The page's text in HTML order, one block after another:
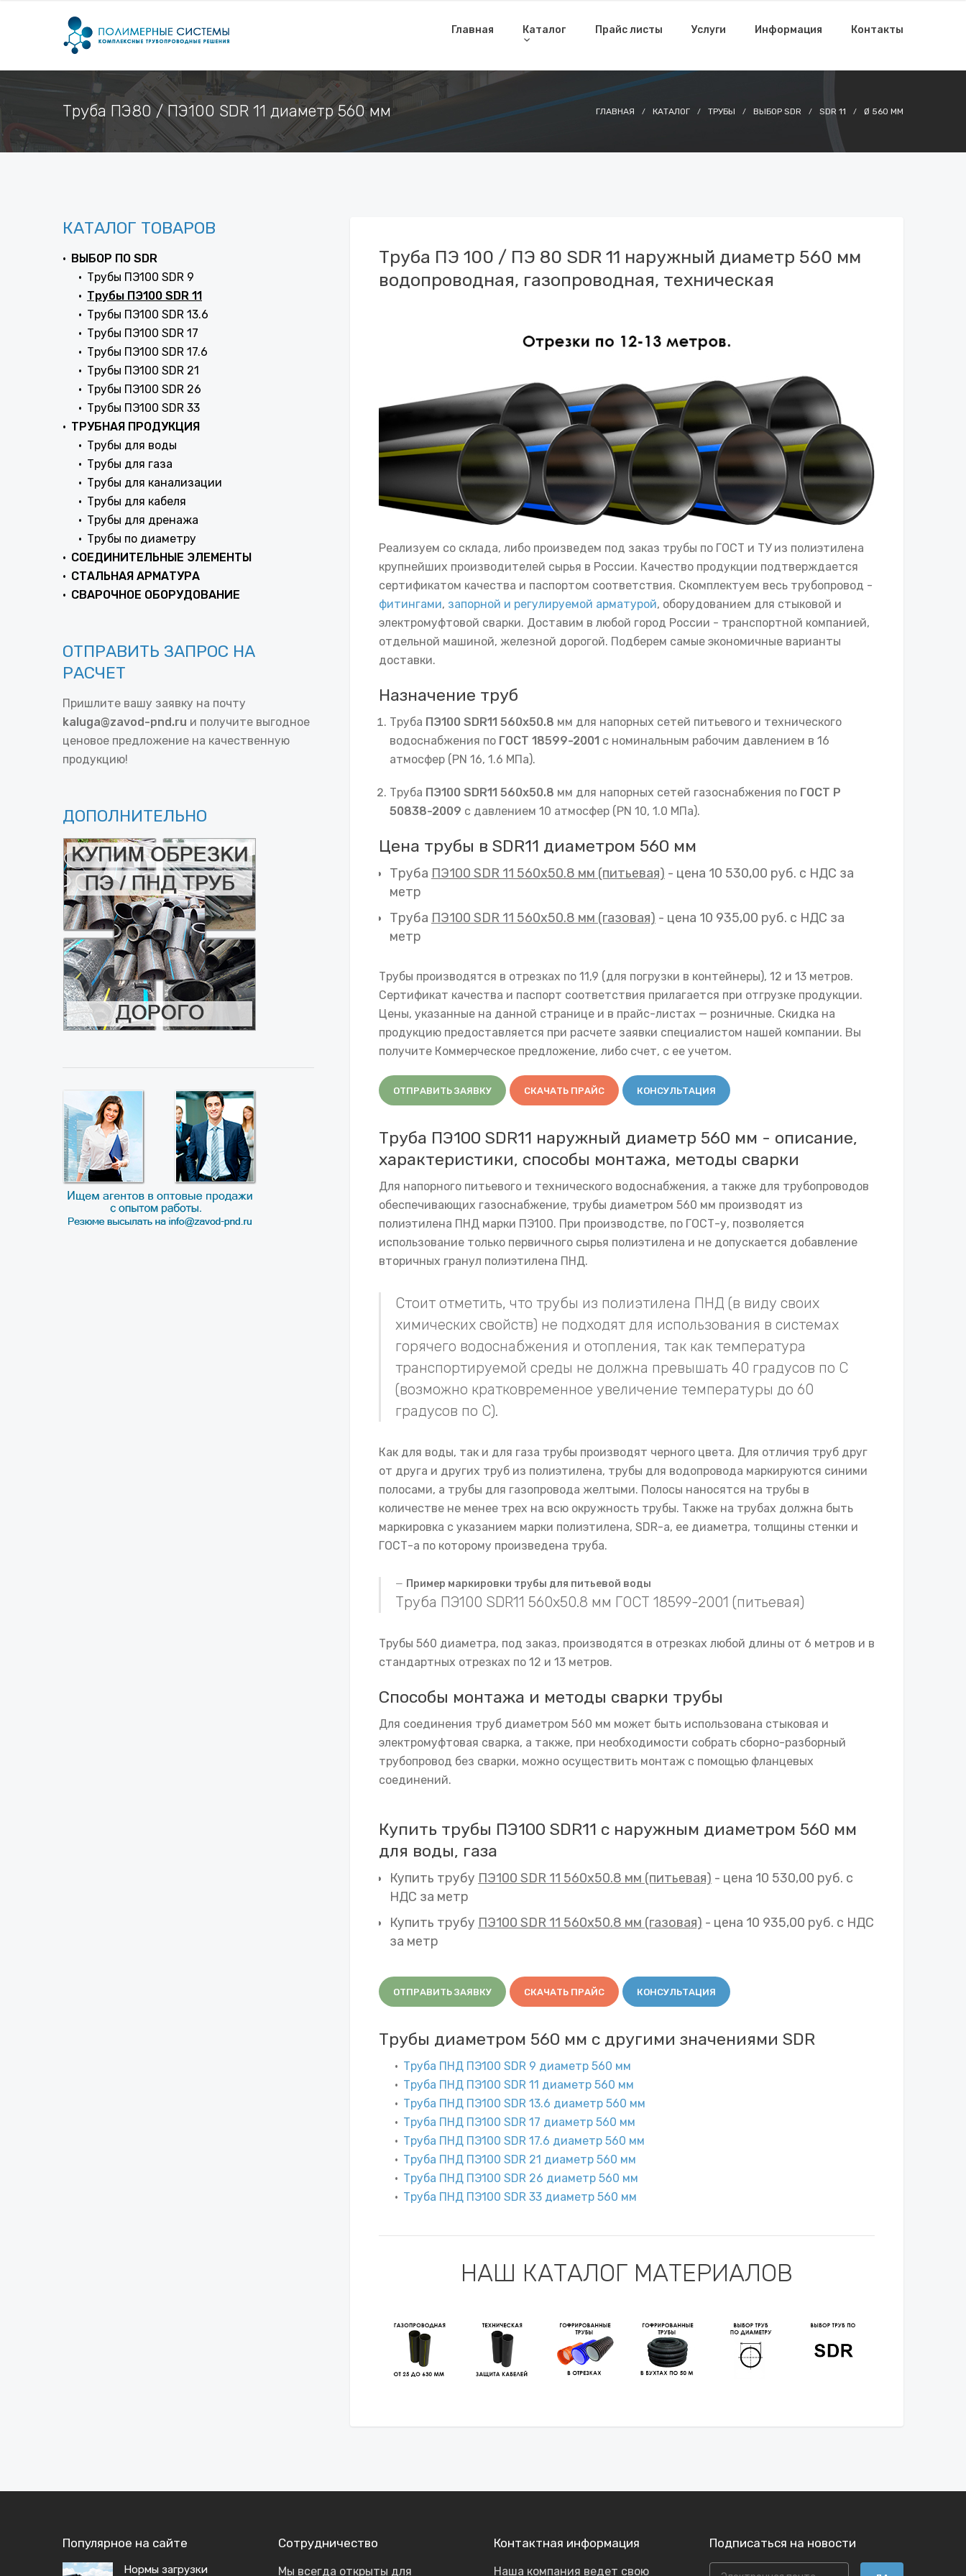
Главная Каталог Прайс листы Услуги Информация Контакты
Труба ПЭ80 / ПЭ100 SDR 11 диаметр 560 мм ГЛАВНАЯ КАТАЛОГ ТРУБЫ ВЫБОР SDR SDR 11 Ø 560 ММ
Труба ПЭ 100 / ПЭ 80 SDR 11 наружный диаметр 560 мм
водопроводная, газопроводная, техническая
Реализуем со склада, либо произведем под заказ трубы по ГОСТ и ТУ из полиэтилена
крупнейших производителей сырья в России. Качество продукции подтверждается
сертификатом качества и паспортом соответствия. Скомплектуем весь трубопровод -
фитингами, запорной и регулируемой арматурой, оборудованием для стыковой и
электромуфтовой сварки. Доставим в любой город России - транспортной компанией,
отдельной машиной, железной дорогой. Подберем самые экономичные варианты
доставки.
Назначение труб
Труба ПЭ100 SDR11 560х50.8 мм для напорных сетей питьевого и технического
водоснабжения по ГОСТ 18599-2001 с номинальным рабочим давлением в 16
атмосфер (PN 16, 1.6 МПа).
Труба ПЭ100 SDR11 560х50.8 мм для напорных сетей газоснабжения по ГОСТ Р
50838-2009 с давлением 10 атмосфер (PN 10, 1.0 МПа).
Цена трубы в SDR11 диаметром 560 мм
Труба ПЭ100 SDR 11 560х50.8 мм (питьевая) - цена 10 530,00 руб. с НДС за
метр
Труба ПЭ100 SDR 11 560х50.8 мм (газовая) - цена 10 935,00 руб. с НДС за
метр
Трубы производятся в отрезках по 11,9 (для погрузки в контейнеры), 12 и 13 метров.
Сертификат качества и паспорт соответствия прилагается при отгрузке продукции.
Цены, указанные на данной странице и в прайс-листах — розничные. Скидка на
продукцию предоставляется при расчете заявки специалистом нашей компании. Вы
получите Коммерческое предложение, либо счет, с ее учетом.
ОТПРАВИТЬ ЗАЯВКУ СКАЧАТЬ ПРАЙС КОНСУЛЬТАЦИЯ
Труба ПЭ100 SDR11 наружный диаметр 560 мм - описание,
характеристики, способы монтажа, методы сварки
Для напорного питьевого и технического водоснабжения, а также для трубопроводов
обеспечивающих газоснабжение, трубы диаметром 560 мм производят из
полиэтилена ПНД марки ПЭ100. При производстве, по ГОСТ-у, позволяется
использование только первичного сырья полиэтилена и не допускается добавление
вторичных гранул полиэтилена ПНД.
Стоит отметить, что трубы из полиэтилена ПНД (в виду своих
химических свойств) не подходят для использования в системах
горячего водоснабжения и отопления, так как температура
транспортируемой среды не должна превышать 40 градусов по С
(возможно кратковременное увеличение температуры до 60
градусов по С).
Как для воды, так и для газа трубы производят черного цвета. Для отличия труб друг
от друга и других труб из полиэтилена, трубы для водопровода маркируются синими
полосами, а трубы для газопровода желтыми. Полосы наносятся на трубы в
количестве не менее трех на всю окружность трубы. Также на трубах должна быть
маркировка с указанием марки полиэтилена, SDR-а, ее диаметра, толщины стенки и
ГОСТ-а по которому произведена труба.
Пример маркировки трубы для питьевой воды
Труба ПЭ100 SDR11 560х50.8 мм ГОСТ 18599-2001 (питьевая)
Трубы 560 диаметра, под заказ, производятся в отрезках любой длины от 6 метров и в
стандартных отрезках по 12 и 13 метров.
Способы монтажа и методы сварки трубы
Для соединения труб диаметром 560 мм может быть использована стыковая и
электромуфтовая сварка, а также, при необходимости собрать сборно-разборный
трубопровод без сварки, можно осуществить монтаж с помощью фланцевых
соединений.
Купить трубы ПЭ100 SDR11 с наружным диаметром 560 мм
для воды, газа
Купить трубу ПЭ100 SDR 11 560х50.8 мм (питьевая) - цена 10 530,00 руб. с
НДС за метр
Купить трубу ПЭ100 SDR 11 560х50.8 мм (газовая) - цена 10 935,00 руб. с НДС
за метр
ОТПРАВИТЬ ЗАЯВКУ СКАЧАТЬ ПРАЙС КОНСУЛЬТАЦИЯ
Трубы диаметром 560 мм с другими значениями SDR
Труба ПНД ПЭ100 SDR 9 диаметр 560 мм
Труба ПНД ПЭ100 SDR 11 диаметр 560 мм
Труба ПНД ПЭ100 SDR 13.6 диаметр 560 мм
Труба ПНД ПЭ100 SDR 17 диаметр 560 мм
Труба ПНД ПЭ100 SDR 17.6 диаметр 560 мм
Труба ПНД ПЭ100 SDR 21 диаметр 560 мм
Труба ПНД ПЭ100 SDR 26 диаметр 560 мм
Труба ПНД ПЭ100 SDR 33 диаметр 560 мм
НАШ КАТАЛОГ МАТЕРИАЛОВ
КАТАЛОГ ТОВАРОВ
ВЫБОР ПО SDR
Трубы ПЭ100 SDR 9
Трубы ПЭ100 SDR 11
Трубы ПЭ100 SDR 13.6
Трубы ПЭ100 SDR 17
Трубы ПЭ100 SDR 17.6
Трубы ПЭ100 SDR 21
Трубы ПЭ100 SDR 26
Трубы ПЭ100 SDR 33
ТРУБНАЯ ПРОДУКЦИЯ
Трубы для воды
Трубы для газа
Трубы для канализации
Трубы для кабеля
Трубы для дренажа
Трубы по диаметру
СОЕДИНИТЕЛЬНЫЕ ЭЛЕМЕНТЫ
СТАЛЬНАЯ АРМАТУРА
СВАРОЧНОЕ ОБОРУДОВАНИЕ
ОТПРАВИТЬ ЗАПРОС НА
РАСЧЕТ
Пришлите вашу заявку на почту
kaluga@zavod-pnd.ru и получите выгодное
ценовое предложение на качественную
продукцию!
ДОПОЛНИТЕЛЬНО
Популярное на сайте
Нормы загрузки
Сотрудничество
Мы всегда открыты для
Контактная информация
Наша компания ведет свою
Подписаться на новости